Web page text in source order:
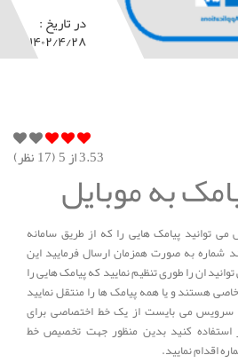
در تاریخ :
۱۴۰۲/۴/۲۸
3.53از 5 ( 17نظر)
به موبایل
توانید پیامک هایی را که از طریق سامانه
شماره به صورت همزمان ارسال فرمایید این
ان را طوری تنظیم نمایید که پیامک هایی را
هستند و یا همه پیامک ها را منتقل نمایید
سرویس می بایست از یک خط اختصاصی برای
کنید بدین منظور جهت تخصیص خط
نمایید.